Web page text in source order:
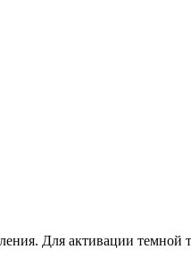
Для активации темной